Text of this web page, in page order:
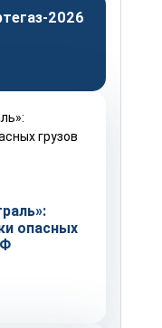
2026
опасных